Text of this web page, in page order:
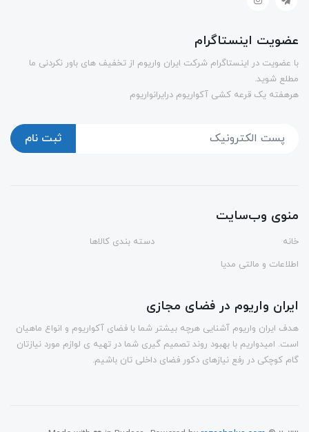
عضویت اینستاگرام
با عضویت در اینستاگرام شرکت ایران واریوم از تخفیف های باور نکردنی ما
مطلع شوید.
هرهفته یک قرعه کشی آکواریوم درایرانواریوم
ثبت نام
منوی وب‌سایت
خانه
دسته بندی کالاها
اطلاعات و مالتی مدیا
ایران واریوم در فضای مجازی
هدف ایران واریوم آشنایی هرچه بیشتر شما با فضای آکواریوم و انواع ماهیان
است. امیدواریم با بهبود روند تصمیم گیری شما در تهیه ی لوازم مورد نیازتان
گام کوچکی در رفع نیازهای دکور فضای داخلی تان باشیم.